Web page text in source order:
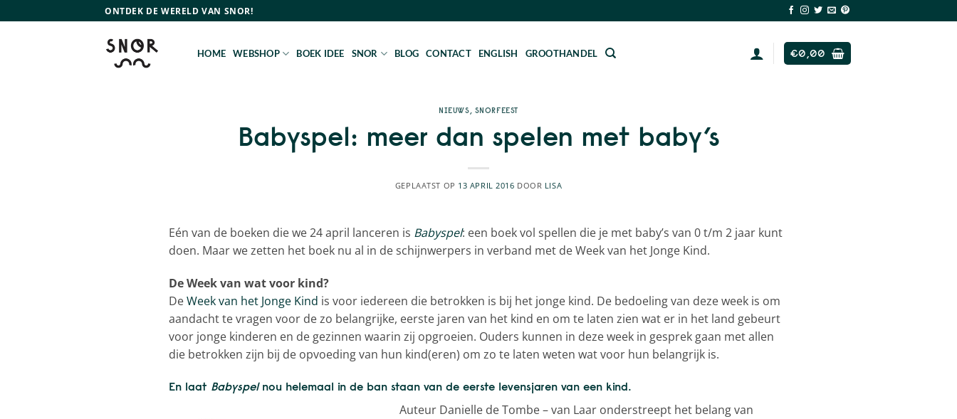
naar
ONTDEK DE WERELD VAN SNOR!
HOME WEBSHOP BOEK IDEE SNOR BLOG CONTACT ENGLISH GROOTHANDEL €0,00
NIEUWS, SNORFEEST
Babyspel: meer dan spelen met baby’s
GEPLAATST OP 13 APRIL 2016 DOOR LISA
Eén van de boeken die we 24 april lanceren is Babyspel: een boek vol spellen die je met baby’s van 0 t/m 2 jaar kunt
doen. Maar we zetten het boek nu al in de schijnwerpers in verband met de Week van het Jonge Kind.
De Week van wat voor kind?
DeWeek van het Jonge Kind is voor iedereen die betrokken is bij het jonge kind. De bedoeling van deze week is om
aandacht te vragen voor de zo belangrijke, eerste jaren van het kind en om te laten zien wat er in het land gebeurt
voor jonge kinderen en de gezinnen waarin zij opgroeien. Ouders kunnen in deze week in gesprek gaan met allen
die betrokken zijn bij de opvoeding van hun kind(eren) om zo te laten weten wat voor hun belangrijk is.
En laat Babyspelnou helemaal in de ban staan van de eerste levensjaren van een kind.
Auteur Danielle de Tombe – van Laar onderstreept het belang van